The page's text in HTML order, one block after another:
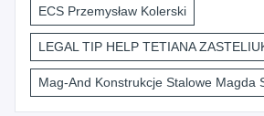
ECS Przemysław Kolerski
LEGAL TIP HELP TETIANA
Mag-And Konstrukcje Stalowe Magda